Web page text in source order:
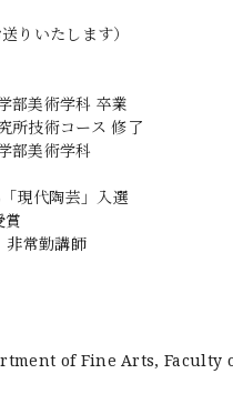
りいたします）
部美術学科 卒業
所技術コース 修了
部美術学科
現代陶芸」入選
賞
常勤講師
of Fine Arts,